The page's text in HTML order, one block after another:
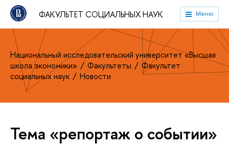
ФАКУЛЬТЕТ СОЦИАЛЬНЫХ НАУК Меню
Национальный исследовательский университет «Высшая
школа экономики»
Факультеты
Факультет
социальных наук
Новости
Тема «репортаж о событии»